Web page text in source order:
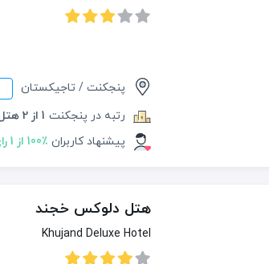
پنجکنت / تاجیکستان
رتبه در پنجکنت 1 از 2 هتل
پیشنهاد کاربران 100٪ از 1 رای
هتل دلوکس خجند
Khujand Deluxe Hotel